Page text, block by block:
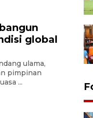
global
ulama,
pimpinan
...